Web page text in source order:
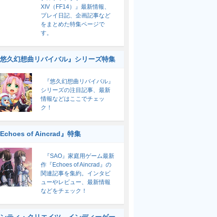
XIV（FF14）』最新情報、
プレイ日記、企画記事など
をまとめた特集ページで
す。
久幻想曲リバイバル』シリーズ特集
『悠久幻想曲リバイバル』
シリーズの注目記事、最新
情報などはここでチェッ
ク！
of Aincrad』特集
『SAO』家庭用ゲーム最新
作『Echoes of Aincrad』の
関連記事を集約。インタビ
ューやレビュー、最新情報
などをチェック！